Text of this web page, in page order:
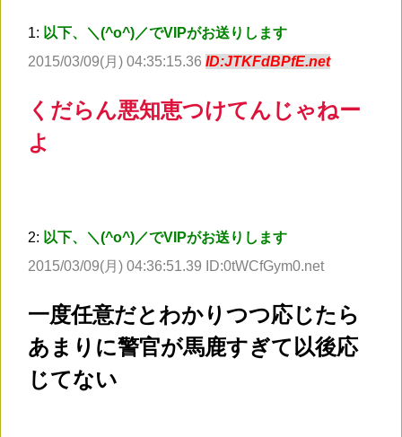
1: 以下、＼(^o^)／でVIPがお送りします
2015/03/09(月) 04:35:15.36 ID:JTKFdBPfE.net
くだらん悪知恵つけてんじゃねー
よ
2: 以下、＼(^o^)／でVIPがお送りします
2015/03/09(月) 04:36:51.39 ID:0tWCfGym0.net
一度任意だとわかりつつ応じたら
あまりに警官が馬鹿すぎて以後応
じてない